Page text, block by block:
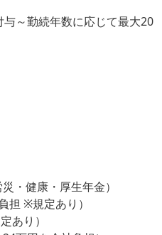
～勤続年数に応じて最大20
・健康・厚生年金）
担 ※規定あり）
あり）